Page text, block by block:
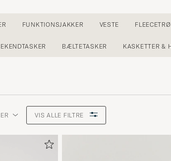
FUNKTIONSJAKKER VESTE
BÆLTETASKER KASKETTER &
VIS ALLE FILTRE